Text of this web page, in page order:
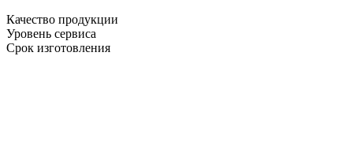
Качество продукции
Уровень сервиса
Срок изготовления